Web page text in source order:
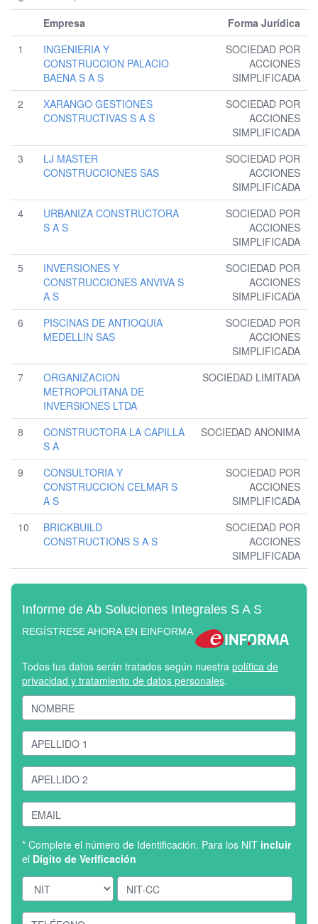
Empresa
Forma Jurídica
1
INGENIERIA Y
CONSTRUCCION PALACIO
BAENA S A S
SOCIEDAD POR
ACCIONES
SIMPLIFICADA
2
XARANGO GESTIONES
CONSTRUCTIVAS S A S
SOCIEDAD POR
ACCIONES
SIMPLIFICADA
3
LJ MASTER
CONSTRUCCIONES SAS
SOCIEDAD POR
ACCIONES
SIMPLIFICADA
4
URBANIZA CONSTRUCTORA
S A S
SOCIEDAD POR
ACCIONES
SIMPLIFICADA
5
INVERSIONES Y
CONSTRUCCIONES ANVIVA S
A S
SOCIEDAD POR
ACCIONES
SIMPLIFICADA
6
PISCINAS DE ANTIOQUIA
MEDELLIN SAS
SOCIEDAD POR
ACCIONES
SIMPLIFICADA
7
ORGANIZACION
METROPOLITANA DE
INVERSIONES LTDA
SOCIEDAD LIMITADA
8
CONSTRUCTORA LA CAPILLA
S A
SOCIEDAD ANONIMA
9
CONSULTORIA Y
CONSTRUCCION CELMAR S
A S
SOCIEDAD POR
ACCIONES
SIMPLIFICADA
10
BRICKBUILD
CONSTRUCTIONS S A S
SOCIEDAD POR
ACCIONES
SIMPLIFICADA
Informe de Ab Soluciones Integrales S A S
REGÍSTRESE AHORA EN EINFORMA
Todos tus datos serán tratados según nuestra política de
privacidad y tratamiento de datos personales.
* Complete el número de Identificación. Para los NIT incluir
el Dígito de Verificación